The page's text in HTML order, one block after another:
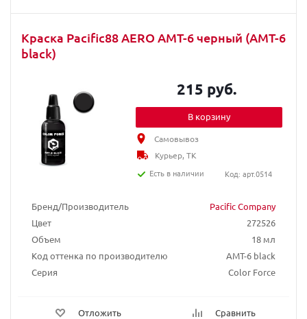
Краска Pacific88 AERO АМТ-6 черный (AMT-6
black)
Бренд/Производитель
Pacific Company
Цвет
272526
Объем
18 мл
Код оттенка по производителю
AMT-6 black
Серия
Color Force
Отложить Сравнить
215 руб.
В корзину
Самовывоз
Курьер, ТК
Есть в наличии
Код: арт.0514